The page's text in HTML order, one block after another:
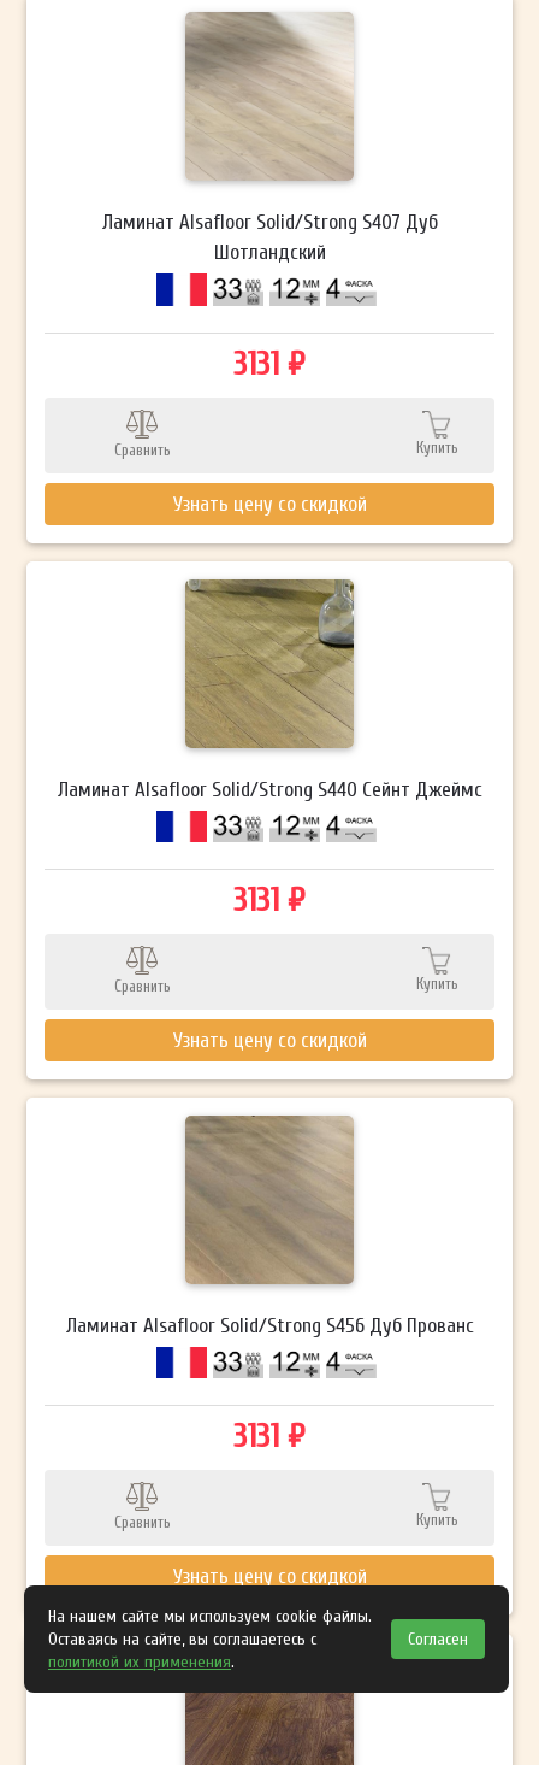
Ламинат Alsafloor Solid/Strong S407 Дуб
Шотландский
3131 ₽
Сравнить Купить
Узнать цену со скидкой
Ламинат Alsafloor Solid/Strong S440 Сейнт Джеймс
3131 ₽
Сравнить Купить
Узнать цену со скидкой
Ламинат Alsafloor Solid/Strong S456 Дуб Прованс
3131 ₽
Сравнить Купить
Узнать цену со скидкой
На нашем сайте мы используем cookie файлы.
Оставаясь на сайте, вы соглашаетесь с
политикой их применения.
Согласен